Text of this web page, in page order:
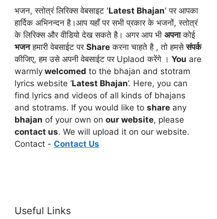
भजन, स्तोत्रं लिरिक्स वेबसाइट 'Latest Bhajan' पर आपका
हार्दिक अभिनन्दन है।आप यहाँ पर सभी प्रकार के भजनों, स्तोत्रं
के लिरिक्स और वीडियो देख सकते है। अगर आप भी अपनाकोई
भजनहमारी वेबसाईट पर Share करना चाहते है , तो हमसेसंपर्क
कीजिए, हम उसे अपनी वेबसाईट पर Uplaod करेंगे । You are
warmly welcomed to the bhajan and stotram
lyrics website ‘Latest Bhajan’. Here, you can
find lyrics and videos of all kinds of bhajans
and stotrams. If you would like to share any
bhajan of your own on our website, please
contact us. We will upload it on our website.
Contact - Contact Us
Useful Links